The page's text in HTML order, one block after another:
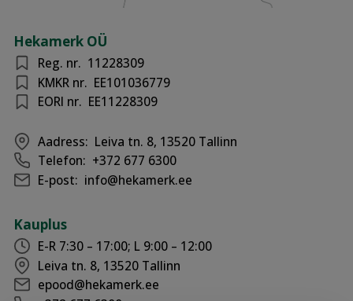
Hekamerk OÜ
Reg. nr. 11228309
KMKR nr. EE101036779
EORI nr. EE11228309
Aadress: Leiva tn. 8, 13520 Tallinn
Telefon: +372 677 6300
E-post: info@hekamerk.ee
Kauplus
E-R 7:30 – 17:00; L 9:00 – 12:00
Leiva tn. 8, 13520 Tallinn
epood@hekamerk.ee